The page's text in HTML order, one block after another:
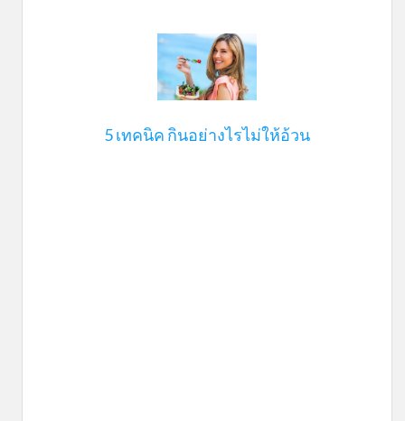
5 เทคนิค กินอย่างไรไม่ให้อ้วน